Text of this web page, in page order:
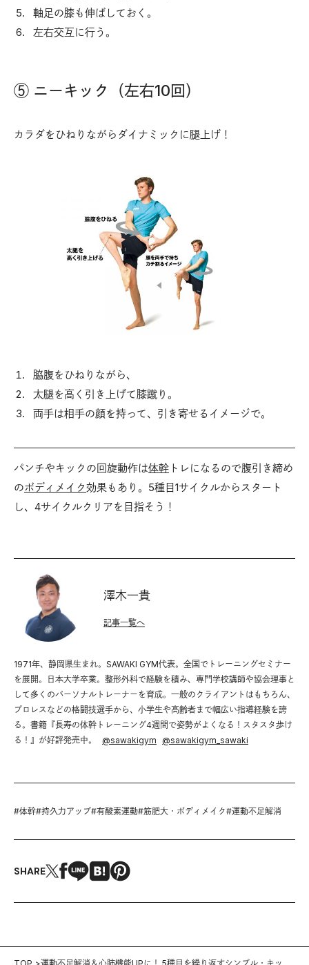
軸足の膝も伸ばしておく。
左右交互に行う。
⑤ ニーキック（左右10回）
カラダをひねりながらダイナミックに腿上げ！
脇腹をひねりながら、
太腿を高く引き上げて膝蹴り。
両手は相手の顔を持って、引き寄せるイメージで。
パンチやキックの回旋動作は体幹 トレになるので腹引き締め
のボディメイク効果もあり。5種目1サイクルからスタート
し、4サイクルクリアを目指そう！
澤木一貴
1971年、静岡県生まれ。SAWAKI GYM代表。全国でトレーニングセミナー
を展開。日本大学卒業。整形外科で経験を積み、専門学校講師や協会理事と
して多くのパーソナルトレーナーを育成。一般のクライアントはもちろん、
プロレスなどの格闘技選手から、小学生や高齢者まで幅広い指導経験を誇
る。書籍『長寿の体幹トレーニング4週間で姿勢がよくなる！スタスタ歩け
る！』が好評発売中。
@sawakigym @sawakigym_sawaki
記事一覧へ
#体幹#持久力アップ#有酸素運動#筋肥大・ボディメイク#運動不足解消
SHARE